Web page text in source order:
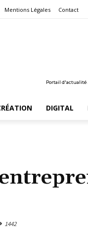
Mentions Légales Contact
Portail
DIGITAL
1442